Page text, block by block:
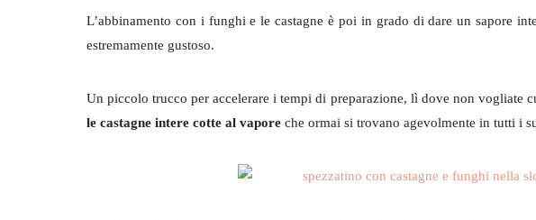
L’abbinamento con i funghi e le castagne è poi in grado di dare un sapore
estremamente gustoso.
Un piccolo trucco per accelerare i tempi di preparazione, lì dove non vogliate
le castagne intere cotte al vapore che ormai si trovano agevolmente in tutti i